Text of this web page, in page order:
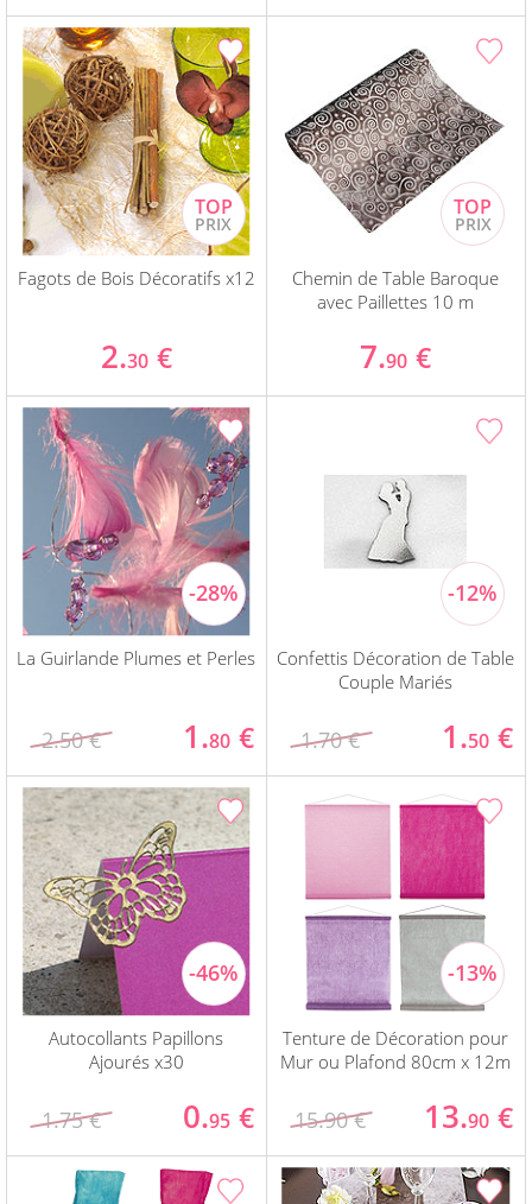
Fagots de Bois Décoratifs x12
2.30 €
Chemin de Table Baroque
avec Paillettes 10 m
7.90 €
La Guirlande Plumes et Perles
2.50 € 1.80 €
Confettis Décoration de Table
Couple Mariés
1.70 € 1.50 €
Autocollants Papillons
Ajourés x30
1.75 € 0.95 €
Tenture de Décoration pour
Mur ou Plafond 80cm x 12m
15.90 € 13.90 €